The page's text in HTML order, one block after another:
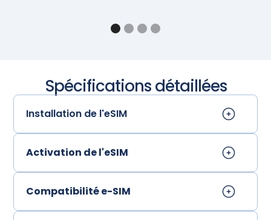
Spécifications détaillées
Installation de l'eSIM
Activation de l'eSIM
Compatibilité e-SIM